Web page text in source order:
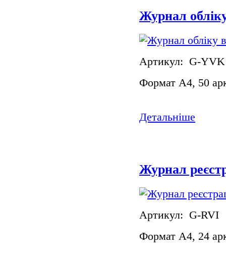
Журнал обліку
Артикул: G-YVK
Формат А4, 50
Детальніше
Журнал
Артикул: G-RVI
Формат А4, 24